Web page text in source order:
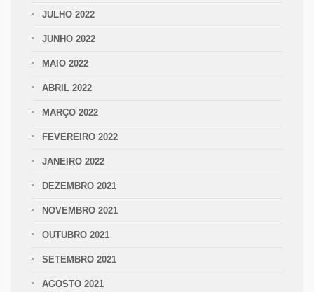
JULHO 2022
JUNHO 2022
MAIO 2022
ABRIL 2022
MARÇO 2022
FEVEREIRO 2022
JANEIRO 2022
DEZEMBRO 2021
NOVEMBRO 2021
OUTUBRO 2021
SETEMBRO 2021
AGOSTO 2021